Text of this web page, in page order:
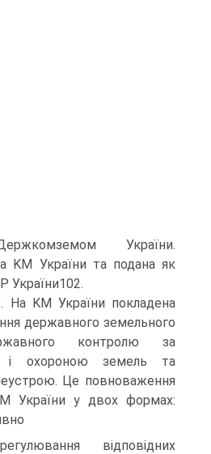
України.
KM України та подана як
України102.
На KM України покладена
державного земельного
контролю за
і охороною земель та
Це повноваження
України у двох формах:
відповідних